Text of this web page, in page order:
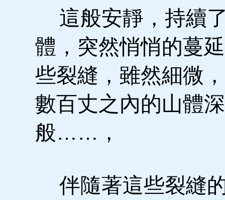
這般安靜，持續
體，突然悄悄的蔓
些裂縫，雖然細微
數百丈之內的山體
般……，
伴隨著這些裂縫